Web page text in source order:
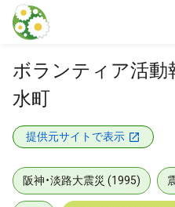
本文に飛ぶ
ボランティア活
水町
提供元サイトで表示
阪神・淡路大震災 (1995)